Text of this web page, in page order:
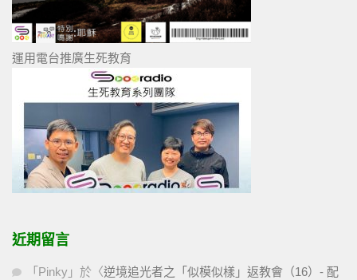
運用電台推廣生死教育
近期留言
「 Pinky 」於〈逆境追光者之「似模似樣」返教會（16）- 配